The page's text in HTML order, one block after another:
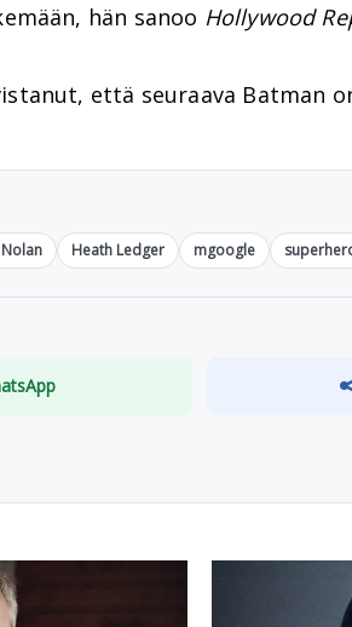
hän sanoo Hollywood
että seuraava Batman
Heath Ledger mgoogle